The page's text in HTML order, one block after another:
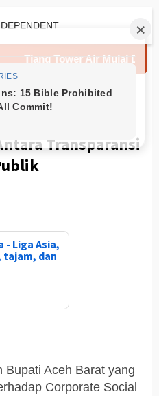
Tower Air Mulai Dicor
Daerah dalam
Transparansi
- Liga Asia,
tajam, dan
Bupati Aceh Barat yang
Corporate Social